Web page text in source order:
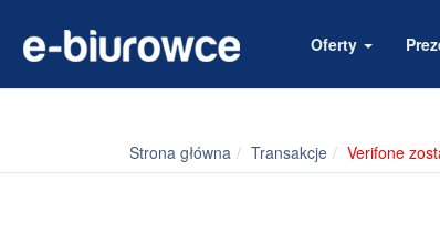
Oferty
Strona główna Transakcje Verifone